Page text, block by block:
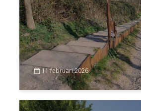
11 februari 2026